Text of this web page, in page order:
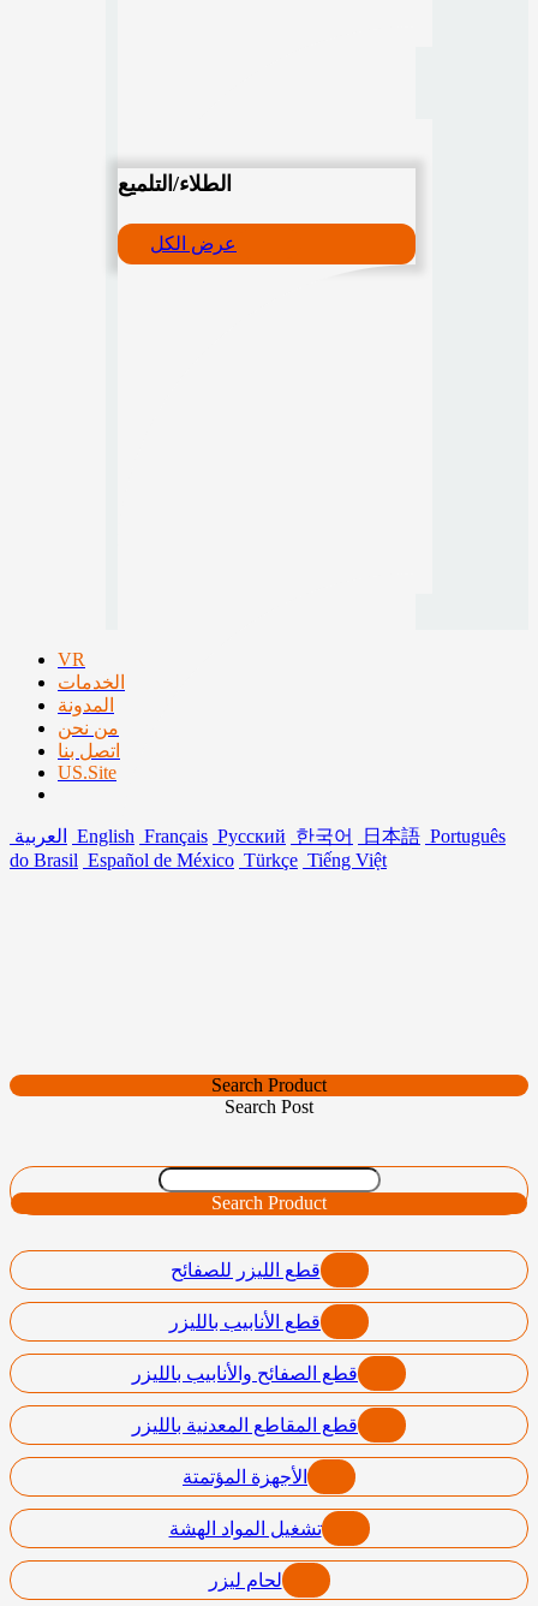
الطلاء/التلميع
عرض الكل
VR
الخدمات
المدونة
من نحن
اتصل بنا
US.Site
العربية English Français Русский 한국어 日本語 Português
do Brasil Español de México Türkçe Tiếng Việt
Search Product
Search Post
Search Product
قطع الليزر للصفائح
قطع الأنابيب بالليزر
قطع الصفائح والأنابيب بالليزر
قطع المقاطع المعدنية بالليزر
الأجهزة المؤتمتة
تشغيل المواد الهشة
لحام ليزر